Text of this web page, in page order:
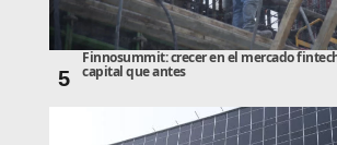
5
Finnosummit: crecer en el mercado
capital que antes